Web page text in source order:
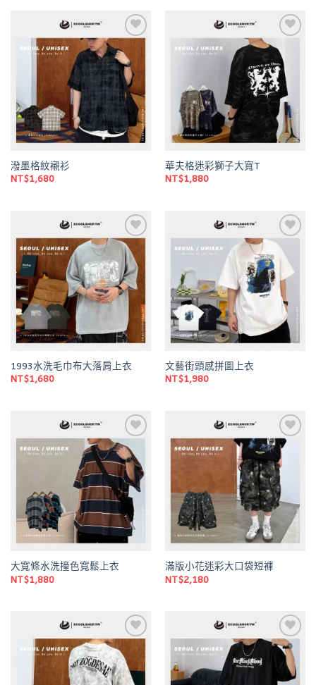
Add to
wishlist
潑墨格紋襯衫
NT$1,680
Add to
wishlist
華夫格迷彩獅子大寬T
NT$1,880
Add to
wishlist
1993水洗毛巾布大落肩上衣
NT$1,680
Add to
wishlist
文藝街頭感拼圖上衣
NT$1,980
Add to
wishlist
大寬條水洗撞色寬鬆上衣
NT$1,880
Add to
wishlist
滿版小花迷彩大口袋短褲
NT$2,180
Add to
wishlist
Add to
wishlist